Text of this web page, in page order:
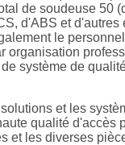
de soudeuse 50
d'ABS et d'autres
le
organisation
système de
et les
qualité d'accès
et les diverses